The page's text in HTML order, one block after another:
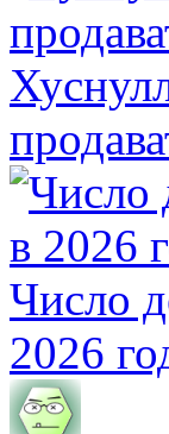
Число
2026